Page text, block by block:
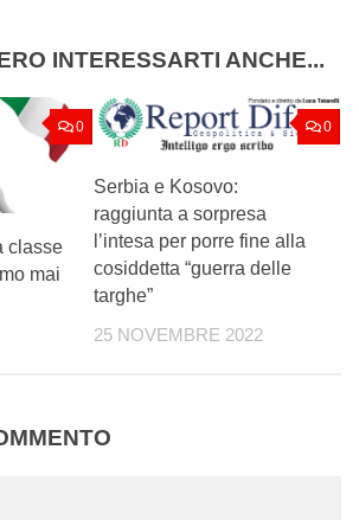
INTERESSARTI ANCHE...
0
classe
mai
0
Serbia e Kosovo:
raggiunta a sorpresa
l’intesa per porre fine alla
cosiddetta “guerra delle
targhe”
25 NOVEMBRE 2022